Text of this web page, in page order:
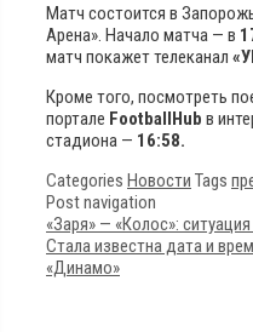
Матч состоится в
Арена». Начало матча — в
матч покажет телеканал
Кроме того, посмотреть
портале FootballHub в
стадиона — 16:58.
Categories Новости Tags
Post navigation
«Заря» — «Колос»:
Стала известна дата и
«Динамо»